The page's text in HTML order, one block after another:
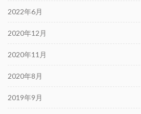
2022年6月
2020年12月
2020年11月
2020年8月
2019年9月